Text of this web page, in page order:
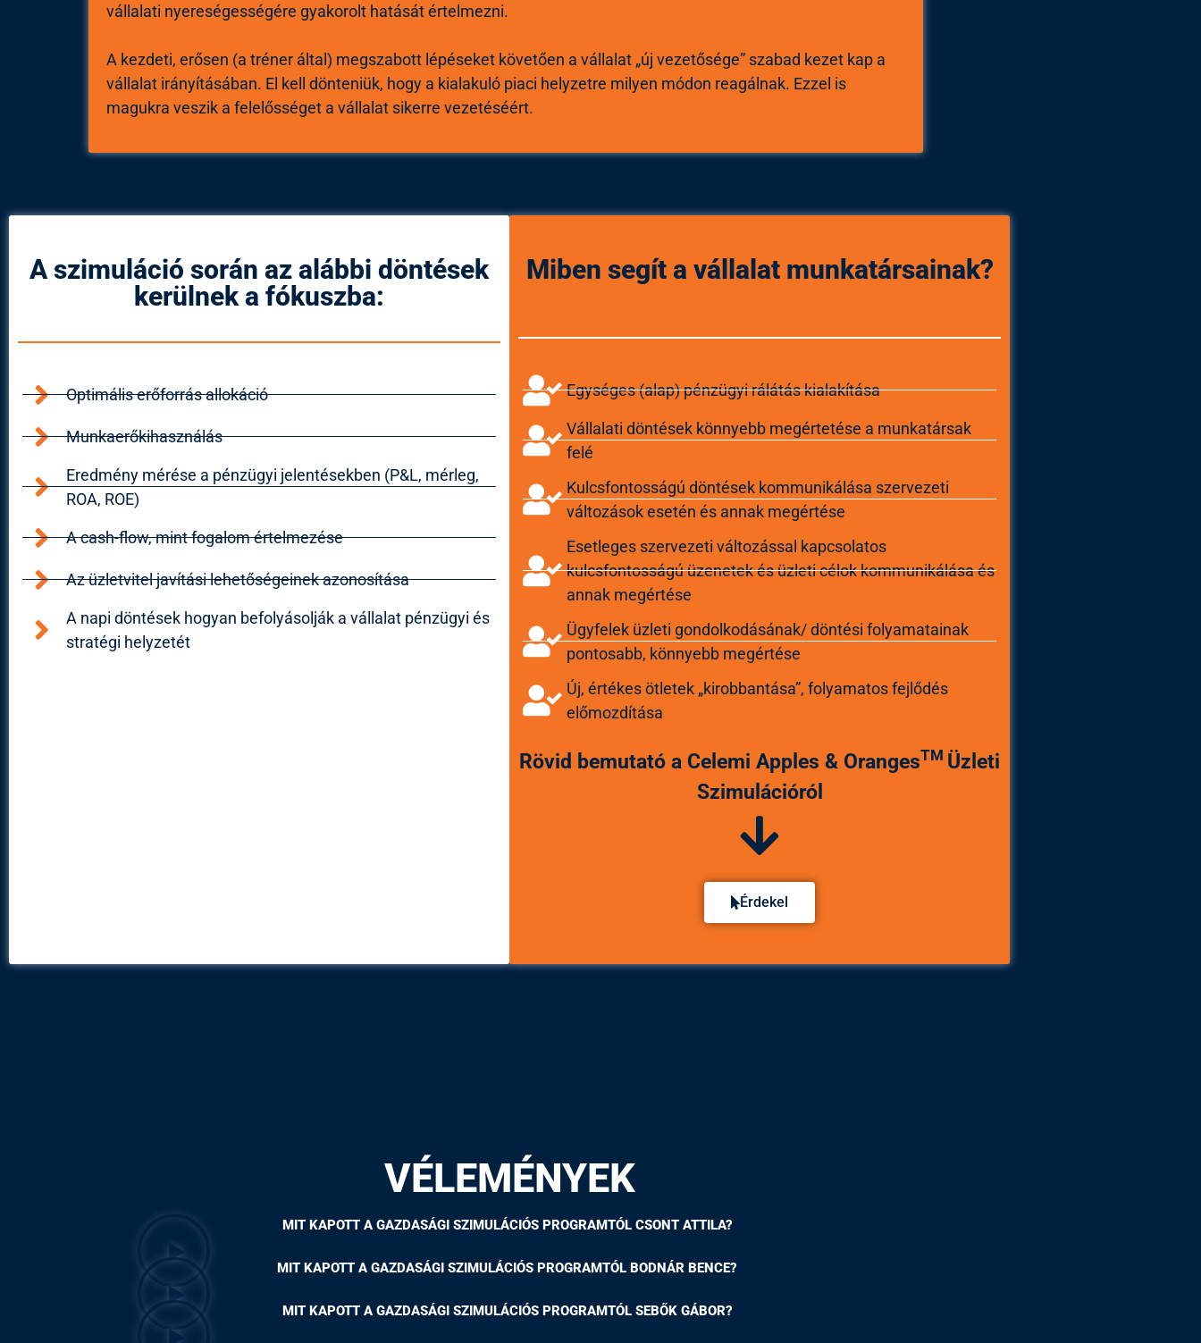
vállalati nyereségességére gyakorolt hatását értelmezni.
A kezdeti, erősen (a tréner által) megszabott lépéseket követően a vállalat „új vezetősége” szabad kezet kap a
vállalat irányításában. El kell dönteniük, hogy a kialakuló piaci helyzetre milyen módon reagálnak. Ezzel is
magukra veszik a felelősséget a vállalat sikerre vezetéséért.
A szimuláció során az alábbi döntések
kerülnek a fókuszba:
Optimális erőforrás allokáció
Munkaerőkihasználás
Eredmény mérése a pénzügyi jelentésekben (P&L, mérleg,
ROA, ROE)
A cash-flow, mint fogalom értelmezése
Az üzletvitel javítási lehetőségeinek azonosítása
A napi döntések hogyan befolyásolják a vállalat pénzügyi és
stratégi helyzetét
Miben segít a vállalat munkatársainak?
Egységes (alap) pénzügyi rálátás kialakítása
Vállalati döntések könnyebb megértetése a munkatársak
felé
Kulcsfontosságú döntések kommunikálása szervezeti
változások esetén és annak megértése
Esetleges szervezeti változással kapcsolatos
kulcsfontosságú üzenetek és üzleti célok kommunikálása és
annak megértése
Ügyfelek üzleti gondolkodásának/ döntési folyamatainak
pontosabb, könnyebb megértése
Új, értékes ötletek „kirobbantása”, folyamatos fejlődés
előmozdítása
Rövid bemutató a Celemi Apples & OrangesTM Üzleti
Szimulációról
Érdekel
VÉLEMÉNYEK
MIT KAPOTT A GAZDASÁGI SZIMULÁCIÓS PROGRAMTÓL CSONT ATTILA?
MIT KAPOTT A GAZDASÁGI SZIMULÁCIÓS PROGRAMTÓL BODNÁR BENCE?
MIT KAPOTT A GAZDASÁGI SZIMULÁCIÓS PROGRAMTÓL SEBŐK GÁBOR?